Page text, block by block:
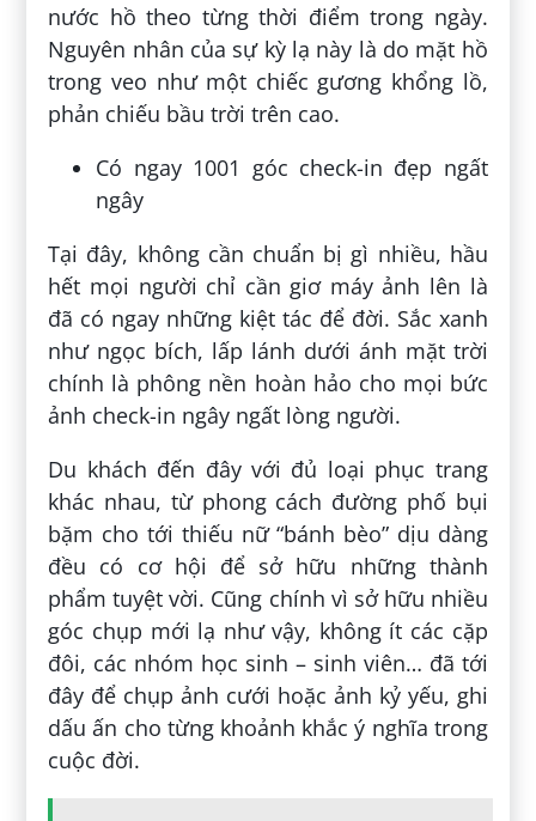
nước hồ theo từng thời điểm trong ngày.
Nguyên nhân của sự kỳ lạ này là do mặt hồ
trong veo như một chiếc gương khổng lồ,
phản chiếu bầu trời trên cao.
Có ngay 1001 góc check-in đẹp ngất
ngây
Tại đây, không cần chuẩn bị gì nhiều, hầu
hết mọi người chỉ cần giơ máy ảnh lên là
đã có ngay những kiệt tác để đời. Sắc xanh
như ngọc bích, lấp lánh dưới ánh mặt trời
chính là phông nền hoàn hảo cho mọi bức
ảnh check-in ngây ngất lòng người.
Du khách đến đây với đủ loại phục trang
khác nhau, từ phong cách đường phố bụi
bặm cho tới thiếu nữ “bánh bèo” dịu dàng
đều có cơ hội để sở hữu những thành
phẩm tuyệt vời. Cũng chính vì sở hữu nhiều
góc chụp mới lạ như vậy, không ít các cặp
đôi, các nhóm học sinh – sinh viên… đã tới
đây để chụp ảnh cưới hoặc ảnh kỷ yếu, ghi
dấu ấn cho từng khoảnh khắc ý nghĩa trong
cuộc đời.